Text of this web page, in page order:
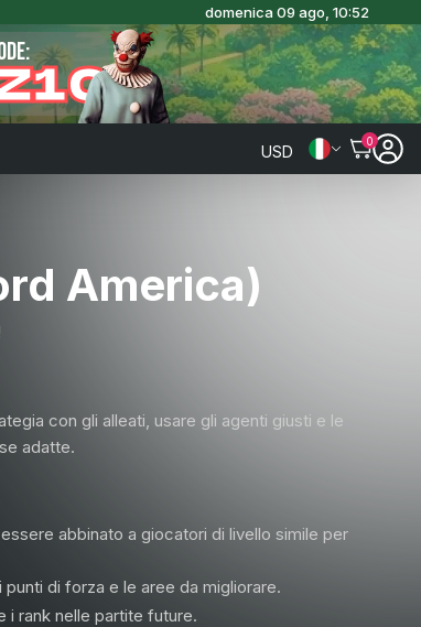
domenica 09 ago, 10:52
USD
0
America)
con gli alleati, usare gli agenti giusti e le
adatte.
abbinato a giocatori di livello simile per
di forza e le aree da migliorare.
i rank nelle partite future.